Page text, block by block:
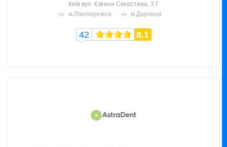
Київ вул. Євгена Сверстюка, 3 Г
м.Лівобережна
м.Дарниця
42 8,1